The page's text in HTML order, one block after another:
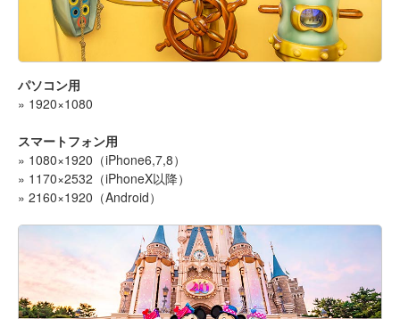
パソコン用
» 1920×1080
スマートフォン用
» 1080×1920（iPhone6,7,8）
» 1170×2532（iPhoneX以降）
» 2160×1920（Android）